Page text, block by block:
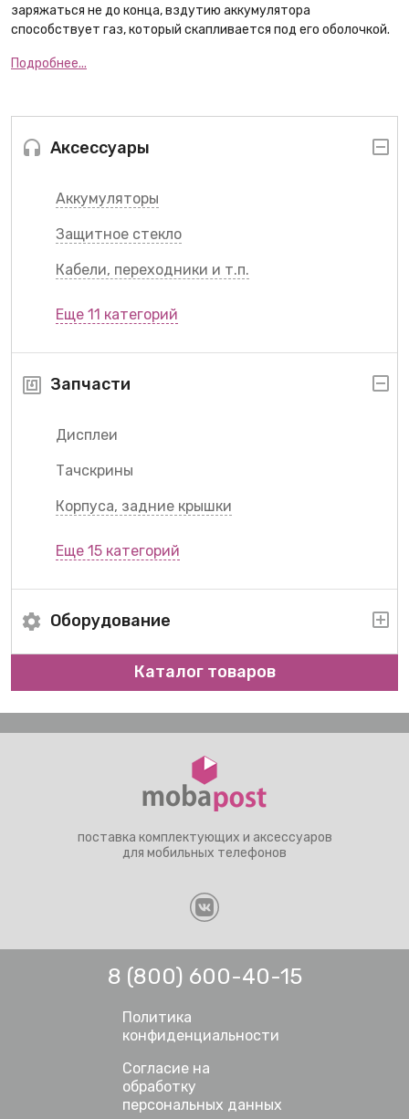
Аксессуары
Аккумуляторы
Защитное стекло
Кабели, переходники и т.п.
Еще 11 категорий
Запчасти
Дисплеи
Тачскрины
Корпуса, задние крышки
Еще 15 категорий
Оборудование
Каталог товаров
заряжаться не до конца, вздутию аккумулятора
способствует газ, который скапливается под его оболочкой.
Подробнее...
поставка комплектующих и аксессуаров
для мобильных телефонов
8 (800) 600-40-15
Политика
конфиденциальности
Согласие на
обработку
персональных данных